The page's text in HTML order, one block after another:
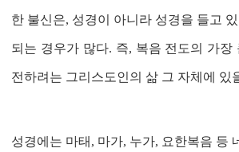
한 불신은, 성경이 아니라 성경을 들고
되는 경우가 많다. 즉, 복음 전도의 가장
전하려는 그리스도인의 삶 그 자체에 있
성경에는 마태 , 마가, 누가, 요한복음 등